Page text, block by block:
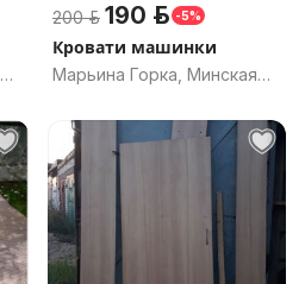
200 р. 190 р. -5%
Кровати машинки
Марьина Горка, Минская